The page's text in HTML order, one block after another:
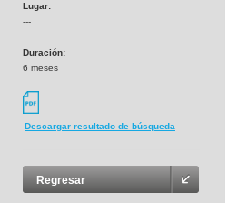
Lugar:
---
Duración:
6 meses
Descargar resultado de búsqueda
Regresar